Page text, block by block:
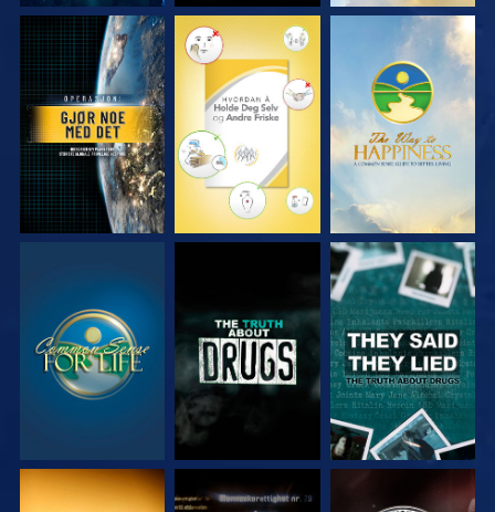
SE SE SE
SE SE